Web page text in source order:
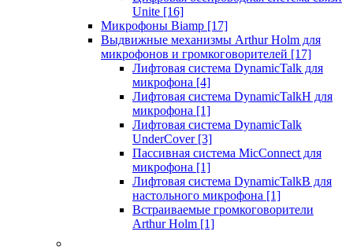
Unite [16]
Микрофоны Biamp [17]
Выдвижные механизмы Arthur Holm для
микрофонов и громкоговорителей [17]
Лифтовая система DynamicTalk для
микрофона [4]
Лифтовая система DynamicTalkH для
микрофона [1]
Лифтовая система DynamicTalk
UnderCover [3]
Пассивная система MicConnect для
микрофона [1]
Лифтовая система DynamicTalkB для
настольного микрофона [1]
Встраиваемые громкоговорители
Arthur Holm [1]